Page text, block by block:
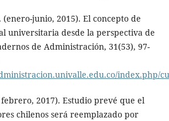
(enero-junio, 2015). El concepto de
universitaria desde la perspectiva de
de Administración, 31(53), 97-
index.php/
febrero, 2017). Estudio prevé que el
chilenos será reemplazado por